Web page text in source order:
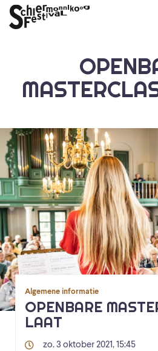
Algemene informatie
OPENBARE
LAAT
zo. 3 oktober 2021, 15:45